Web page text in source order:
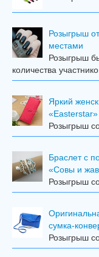
Розыгрыш
местами
Розыгрыш
количества
Яркий
«Easterstar»
Розыгрыш
Браслет с
«Совы и
Розыгрыш
сумка-
Розыгрыш